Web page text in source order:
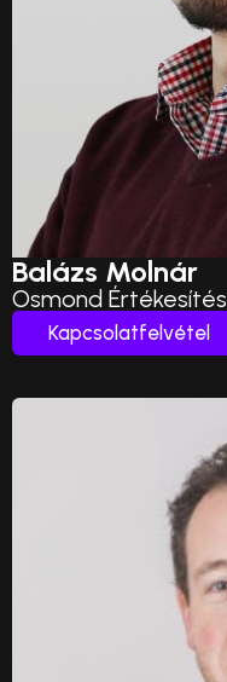
Balázs Molnár
Osmond Értékesítés
Kapcsolatfelvétel